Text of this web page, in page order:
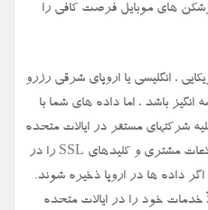
های موبایل فرصت کافی را
، انگلیسی یا اروپای شرقی رزرو
باشد ، اما داده های شما با
شرکتهای مستقر در ایالات متحده
باید بنا به درخواست مقامات ، اطلاعات مشتری و کلیدهای SSL را در
داده ها در اروپا ذخیره شوند.
خدمات خود را در ایالات متحده